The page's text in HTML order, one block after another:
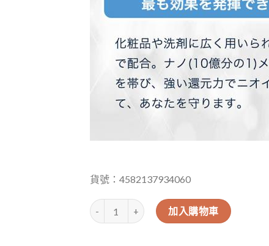
貨號：4582137934060
日本SSI PT飛機杯清潔除菌清潔粉（45g） 數量
加入購物車